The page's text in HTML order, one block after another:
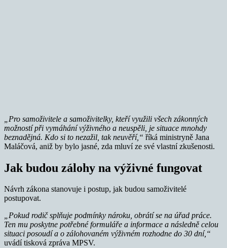
„Pro samoživitele a samoživitelky, kteří využili všech zákonných
možností při vymáhání výživného a neuspěli, je situace mnohdy
beznadějná. Kdo si to nezažil, tak neuvěří,“ říká ministryně Jana
Maláčová, aniž by bylo jasné, zda mluví ze své vlastní zkušenosti.
Jak budou zálohy na výživné fungovat
Návrh zákona stanovuje i postup, jak budou samoživitelé
postupovat.
„Pokud rodič splňuje podmínky nároku, obrátí se na úřad práce.
Ten mu poskytne potřebné formuláře a informace a následně celou
situaci posoudí a o zálohovaném výživném rozhodne do 30 dní,“
uvádí tisková zpráva MPSV.